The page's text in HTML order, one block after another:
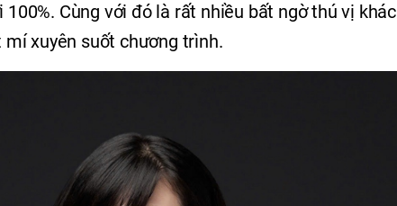
Cùng với đó là rất nhiều bất ngờ thú vị khác
xuyên suốt chương trình.